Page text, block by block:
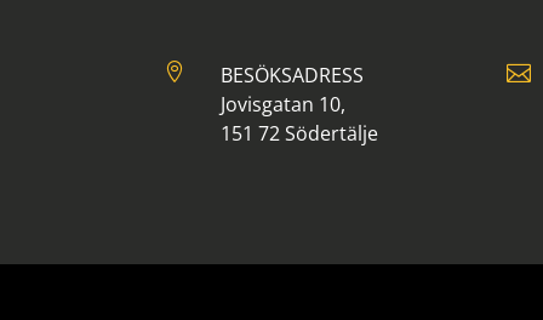

BESÖKSADRESS
Jovisgatan 10,
151 72 Södertälje
